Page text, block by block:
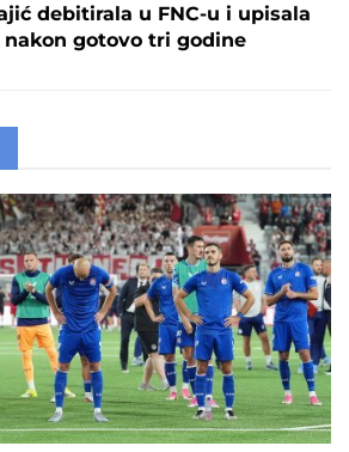
debitirala u FNC-u i upisala
nakon gotovo tri godine